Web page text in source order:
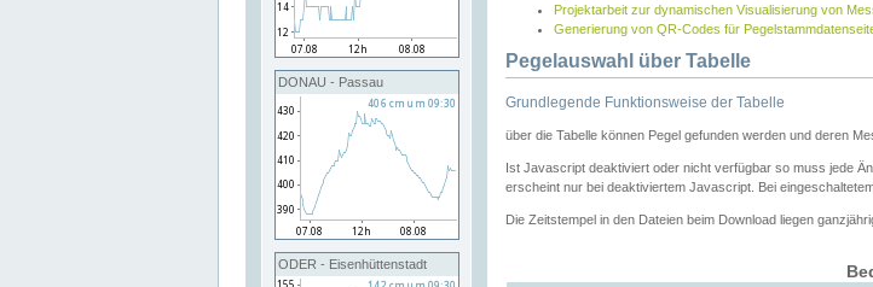
DONAU - Passau
ODER - Eisenhüttenstadt
Projektarbeit zur dynamischen Visualisierung von
Generierung von QR-Codes für
Pegelauswahl über Tabelle
Grundlegende Funktionsweise der Tabelle
über die Tabelle können Pegel gefunden werden und deren
Ist Javascript deaktiviert oder nicht verfügbar so muss jede
erscheint nur bei deaktiviertem Javascript. Bei
Die Zeitstempel in den Dateien beim Download liegen